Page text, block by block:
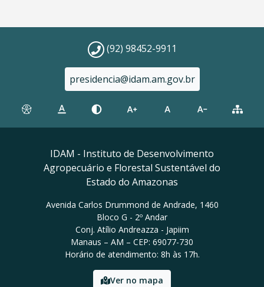
(92) 98452-9911
presidencia@idam.am.gov.br
IDAM - Instituto de Desenvolvimento
Agropecuário e Florestal Sustentável do
Estado do Amazonas
Avenida Carlos Drummond de Andrade, 1460
Bloco G - 2º Andar
Conj. Atílio Andreazza - Japiim
Manaus – AM – CEP: 69077-730
Horário de atendimento: 8h às 17h.
Ver no mapa